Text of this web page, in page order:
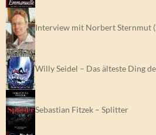
Interview mit Norbert Sternmut
Willy Seidel – Das älteste Ding
Sebastian Fitzek – Splitter